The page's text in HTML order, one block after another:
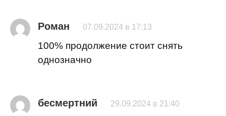
Роман 07.09.2024 в 17:13
100% продолжение стоит снять
однозначно
бесмертний 29.09.2024 в 21:40